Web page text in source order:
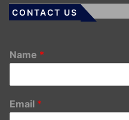
CONTACT US
Name *
Email *